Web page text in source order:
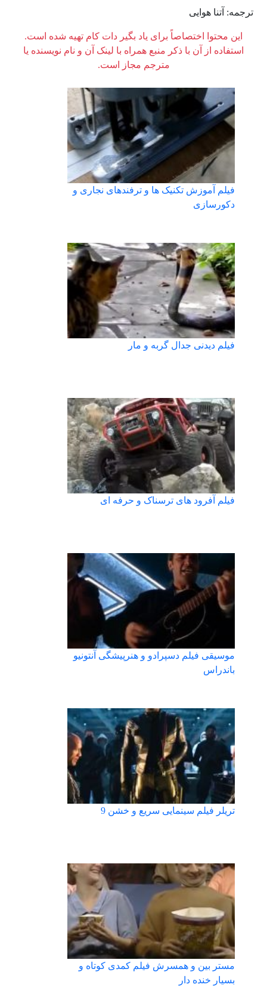
ترجمه: آتنا هوایی
این محتوا اختصاصاً برای یاد بگیر دات کام تهیه شده است.
استفاده از آن با ذکر منبع همراه با لینک آن و نام نویسنده یا
مترجم مجاز است.
فیلم آموزش تکنیک ها و ترفندهای نجاری و
دکورسازی
فیلم دیدنی جدال گربه و مار
فیلم آفرود های ترسناک و حرفه ای
موسیقی فیلم دسپرادو و هنرپیشگی آنتونیو
باندراس
تریلر فیلم سینمایی سریع و خشن 9
مستر بین و همسرش فیلم کمدی کوتاه و
بسیار خنده دار